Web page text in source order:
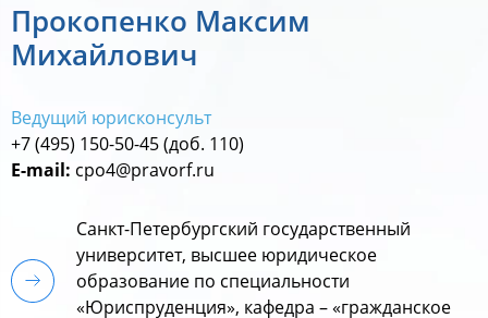
Прокопенко Максим
Михайлович
Ведущий юрисконсульт
+7 (495) 150-50-45(доб. 110)
E-mail: cpo4@pravorf.ru
Санкт-Петербургский государственный
университет, высшее юридическое
образование по специальности
«Юриспруденция», кафедра – «гражданское